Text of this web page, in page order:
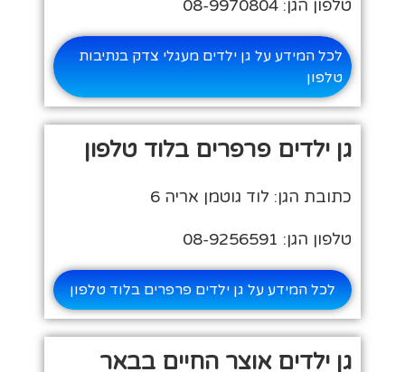
טלפון הגן: 08-9970804
לכל המידע על גן ילדים מעגלי צדק בנתיבות
טלפון
גן ילדים פרפרים בלוד טלפון
כתובת הגן: לוד גוטמן אריה 6
טלפון הגן: 08-9256591
לכל המידע על גן ילדים פרפרים בלוד טלפון
גן ילדים אוצר החיים בבאר